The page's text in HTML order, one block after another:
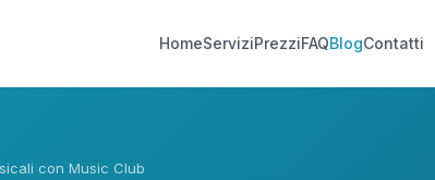
HomeServiziPrezziFAQBlogContatti
con Music Club